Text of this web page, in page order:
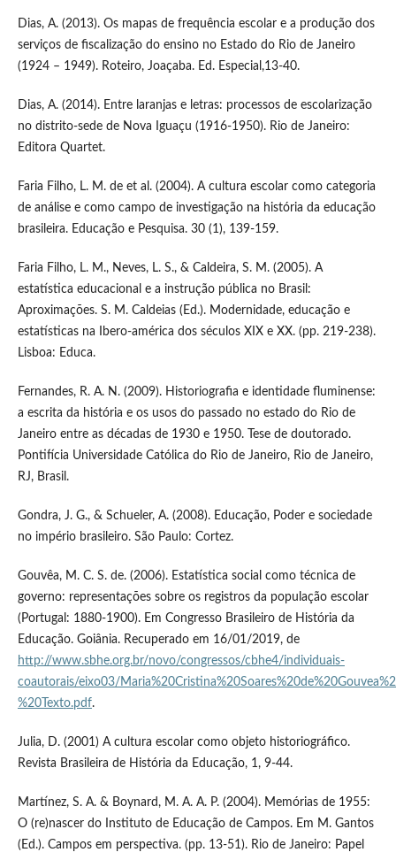
Dias, A. (2013). Os mapas de frequência escolar e a produção dos
serviços de fiscalização do ensino no Estado do Rio de Janeiro
(1924 – 1949). Roteiro, Joaçaba. Ed. Especial,13-40.
Dias, A. (2014). Entre laranjas e letras: processos de escolarização
no distrito-sede de Nova Iguaçu (1916-1950). Rio de Janeiro:
Editora Quartet.
Faria Filho, L. M. de et al. (2004). A cultura escolar como categoria
de análise e como campo de investigação na história da educação
brasileira. Educação e Pesquisa. 30 (1), 139-159.
Faria Filho, L. M., Neves, L. S., & Caldeira, S. M. (2005). A
estatística educacional e a instrução pública no Brasil:
Aproximações. S. M. Caldeias (Ed.). Modernidade, educação e
estatísticas na Ibero-américa dos séculos XIX e XX. (pp. 219-238).
Lisboa: Educa.
Fernandes, R. A. N. (2009). Historiografia e identidade fluminense:
a escrita da história e os usos do passado no estado do Rio de
Janeiro entre as décadas de 1930 e 1950. Tese de doutorado.
Pontifícia Universidade Católica do Rio de Janeiro, Rio de Janeiro,
RJ, Brasil.
Gondra, J. G., & Schueler, A. (2008). Educação, Poder e sociedade
no império brasileiro. São Paulo: Cortez.
Gouvêa, M. C. S. de. (2006). Estatística social como técnica de
governo: representações sobre os registros da população escolar
(Portugal: 1880-1900). Em Congresso Brasileiro de História da
Educação. Goiânia. Recuperado em 16/01/2019, de
http://www.sbhe.org.br/novo/congressos/cbhe4/individuais-
coautorais/eixo03/
%20Texto.pdf.
Julia, D. (2001) A cultura escolar como objeto historiográfico.
Revista Brasileira de História da Educação, 1, 9-44.
Martínez, S. A. & Boynard, M. A. A. P. (2004). Memórias de 1955:
O (re)nascer do Instituto de Educação de Campos. Em M. Gantos
(Ed.). Campos em perspectiva. (pp. 13-51). Rio de Janeiro: Papel